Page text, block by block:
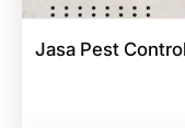
Jasa Pest